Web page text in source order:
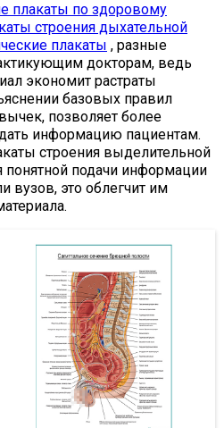
плакаты по здоровому
строения дыхательной
плакаты , разные
докторам, ведь
экономит растраты
базовых правил
позволяет более
информацию пациентам.
строения выделительной
понятной подачи информации
вузов, это облегчит им